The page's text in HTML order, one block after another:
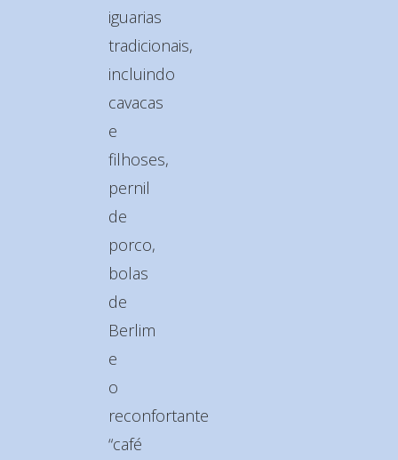
iguarias
tradicionais,
incluindo
cavacas
e
filhoses,
pernil
de
porco,
bolas
de
Berlim
e
o
reconfortante
“café